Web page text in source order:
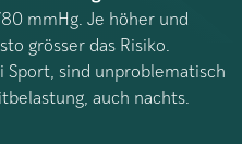
mmHg. Je höher und
grösser das Risiko.
Sport, sind unproblematisch
auch nachts.